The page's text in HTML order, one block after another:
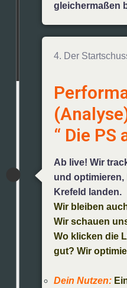
gleichermaßen
4. Der
“ Die PS
Ab live! Wir
und optimieren,
Krefeld landen.
Wir bleiben
Wir schauen
Wo klicken die
gut? Wir
Dein Nutzen: